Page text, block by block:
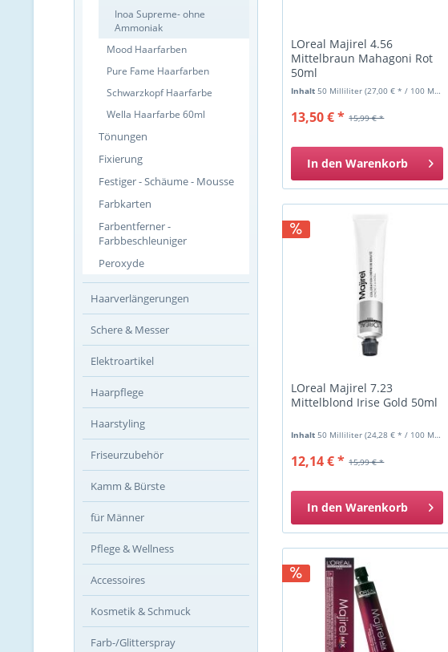
Inoa Supreme- ohne
Ammoniak
Mood Haarfarben
Pure Fame Haarfarben
Schwarzkopf Haarfarbe
Wella Haarfarbe 60ml
Tönungen
Fixierung
Festiger - Schäume - Mousse
Farbkarten
Farbentferner -
Farbbeschleuniger
Peroxyde
Haarverlängerungen
Schere & Messer
Elektroartikel
Haarpflege
Haarstyling
Friseurzubehör
Kamm & Bürste
für Männer
Pflege & Wellness
Accessoires
Kosmetik & Schmuck
Farb-/Glitterspray
LOreal Majirel 4.56
Mittelbraun Mahagoni Rot
50ml
Inhalt 50 Milliliter(27,00 € * / 100 Milliliter)
15,99 € *
13,50 € *
In den Warenkorb
LOreal Majirel 7.23
Mittelblond Irise Gold 50ml
Inhalt50 Milliliter(24,28 € * / 100 Milliliter)
15,99 € *
12,14 € *
In den Warenkorb